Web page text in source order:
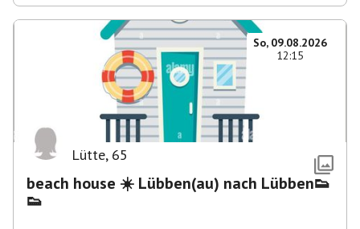
So, 09.08.2026
12:15
Lütte, 65
beach house ☀️ Lübben(au) nach Lübben👟
👟